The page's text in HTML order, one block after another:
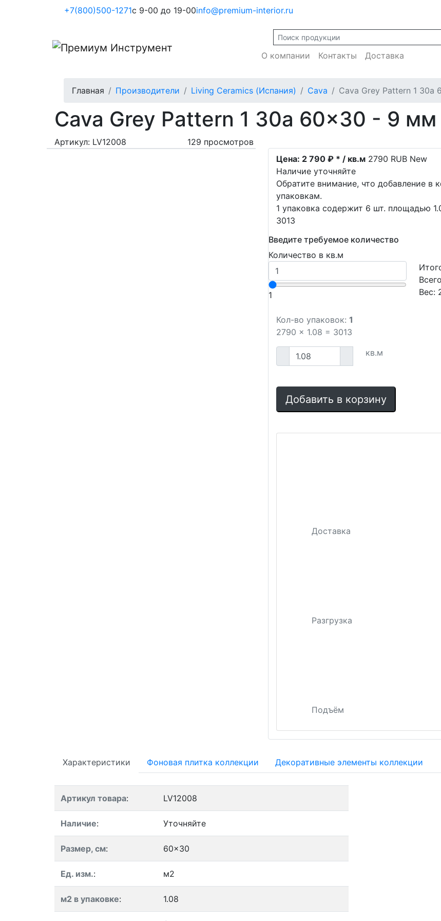
+7(800)500-1271с 9-00 до 19-00info@premium-interior.ru
О компании Контакты Доставка
Главная Производители Living Ceramics (Испания) Cava Cava Grey Pattern 1
Cava Grey Pattern 1 30a 60x30 - 9 мм
Артикул: LV12008
129 просмотров
Цена: 2 790 ₽ * / кв.м 2790 RUB New
Наличие уточняйте
Обратите внимание, что добавление в
упаковкам.
1 упаковка содержит 6 шт. площадью
3013
Введите требуемое количество
Количество в кв.м
1
Вес:
Кол-во упаковок: 1
2790 x 1.08 = 3013
кв.м
Добавить в корзину
Доставка
Разгрузка
Подъём
Характеристики Фоновая плитка коллекции Декоративные элементы коллекции
Артикул товара: LV12008
Наличие: Уточняйте
Размер, см: 60x30
Ед. изм.: м2
м2 в упаковке: 1.08